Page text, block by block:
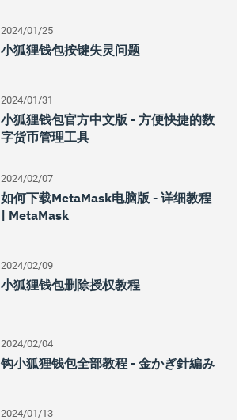
2024/01/25
小狐狸钱包按键失灵问题
2024/01/31
小狐狸钱包官方中文版 - 方便快捷的数
字货币管理工具
2024/02/07
如何下载MetaMask电脑版 - 详细教程
| MetaMask
2024/02/09
小狐狸钱包删除授权教程
2024/02/04
钩小狐狸钱包全部教程 - 金かぎ針編み
2024/01/13